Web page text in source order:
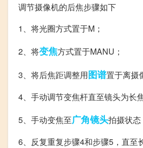
调节摄像机的后焦步骤如下
1、将光圈方式置于M；
2、将变焦方式置于MANU；
3、将后焦距调整用图谱置于离摄
4、手动调节变焦杆直至镜头为长
5、手动变焦至广角镜头拍摄状
6、反复重复步骤4和步骤5，直至